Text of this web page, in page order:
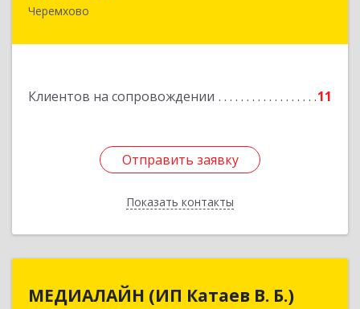
Черемхово
Клиентов на сопровождении 11
Отправить заявку
Показать контакты
Отправить заявку
Назад
МЕДИАЛАЙН (ИП Катаев В. Б.)
МЕДИАЛАЙН (ИП Катаев В. Б.)